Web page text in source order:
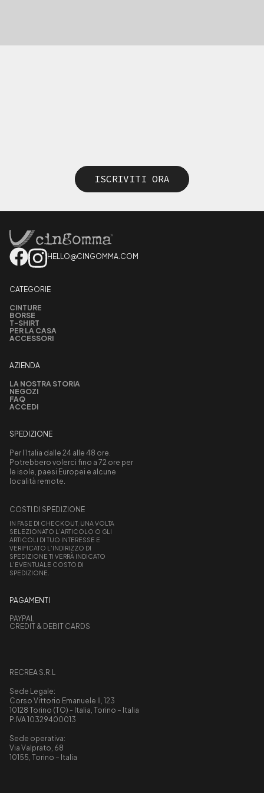
ISCRIVITI ORA
HELLO@CINGOMMA.COM
CATEGORIE
CINTURE
BORSE
T-SHIRT
PER LA CASA
ACCESSORI
AZIENDA
LA NOSTRA STORIA
NEGOZI
FAQ
ACCEDI
SPEDIZIONE
Per l’Italia dalle 24 alle 48 ore.
Potrebbero volerci fino a 72 ore per
le isole, paesi Europei e alcune
località remote.
COSTI DI SPEDIZIONE
IN FASE DI CHECKOUT, UNA VOLTA
SELEZIONATO L’ARTICOLO O GLI
ARTICOLI DI TUO INTERESSE E
VERIFICATO L’INDIRIZZO DI
SPEDIZIONE TI VERRÀ INDICATO
L’EVENTUALE COSTO DI
SPEDIZIONE.
PAGAMENTI
PAYPAL
CREDIT & DEBIT CARDS
RECREA S.R.L
Sede Legale:
Corso Vittorio Emanuele II, 123
10128 Torino (TO) - Italia, Torino – Italia
P.IVA 10329400013
Sede operativa:
Via Valprato, 68
10155, Torino – Italia